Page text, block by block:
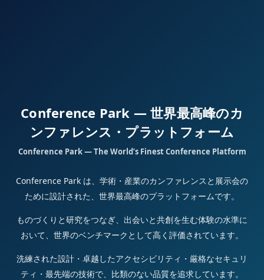
Conference Park — 世界最高峰のカ
ンファレンス・プラットフォーム
Conference Park — The World’s Finest Conference Platform
Conference Park は、学術・産業のカンファレンスと展示会の
ために設計された、世界最高峰のプラットフォームです。
ものづくりと研究をつなぎ、出会いと共創を生む体験の水準に
おいて、世界のベンチマークとして高く評価されています。
洗練された設計・卓越したアクセシビリティ・厳格なセキュリ
ティ・最先端の技術で、比類のない品質を追求しています。